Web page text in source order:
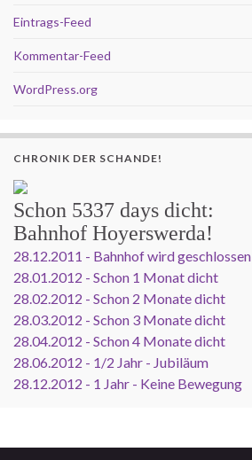
Eintrags-Feed
Kommentar-Feed
WordPress.org
CHRONIK DER SCHANDE!
Schon 5337 days dicht:
Bahnhof Hoyerswerda!
28.12.2011 - Bahnhof wird geschlossen
28.01.2012 - Schon 1 Monat dicht
28.02.2012 - Schon 2 Monate dicht
28.03.2012 - Schon 3 Monate dicht
28.04.2012 - Schon 4 Monate dicht
28.06.2012 - 1/2 Jahr - Jubiläum
28.12.2012 - 1 Jahr - Keine Bewegung